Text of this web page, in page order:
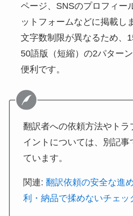
ページ、SNSのプロフィー
ットフォームなどに掲載し
文字数制限が異なるため、
50語版（短縮）の2パター
便利です。
翻訳者への依頼方法やトラ
イントについては、別記事
ています。
関連: 翻訳依頼の安全な進
利・納品で揉めないチェッ